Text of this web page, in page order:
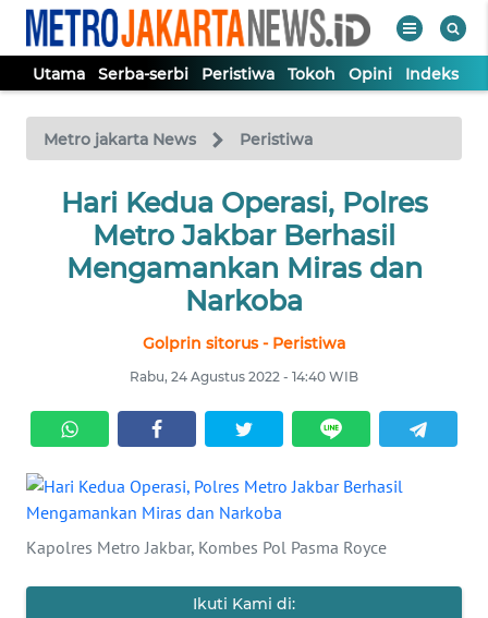
Utama Serba-serbi Peristiwa Tokoh Opini Indeks
Metro jakarta News Peristiwa
Hari Kedua Operasi, Polres
Metro Jakbar Berhasil
Mengamankan Miras dan
Narkoba
Golprin sitorus - Peristiwa
Rabu, 24 Agustus 2022 - 14:40 WIB
Kapolres Metro Jakbar, Kombes Pol Pasma Royce
Ikuti Kami di:
TV
Tutup
UTAMA
SERBA-
SERBI
TOKOH
OPINI
Informasi